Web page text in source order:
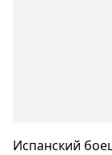
Испанский